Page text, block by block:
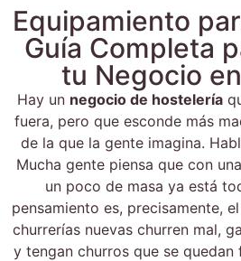
Equipamiento
Guía Completa
tu Negocio
Hay un negocio de hostelería
fuera, pero que esconde más
de la que la gente imagina.
Mucha gente piensa que con
un poco de masa ya está
pensamiento es, precisamente,
churrerías nuevas churren mal,
y tengan churros que se